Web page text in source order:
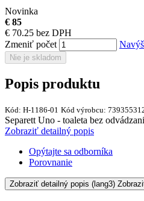
Novinka
€ 85
€ 70.25 bez DPH
Zmeniť počet
Nie je skladom
Popis produktu
Kód: H-1186-01 Kód výrobcu:
Separett Uno - toaleta bez
Zobraziť detailný popis
Opýtajte sa odborníka
Porovnanie
Zobraziť detailný popis (lang3)